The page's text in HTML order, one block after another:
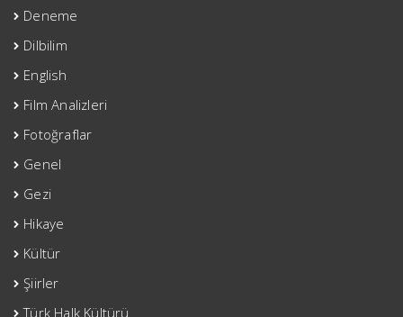
Deneme
Dilbilim
English
Film Analizleri
Fotoğraflar
Genel
Gezi
Hikaye
Kültür
Şiirler
Türk Halk Kültürü